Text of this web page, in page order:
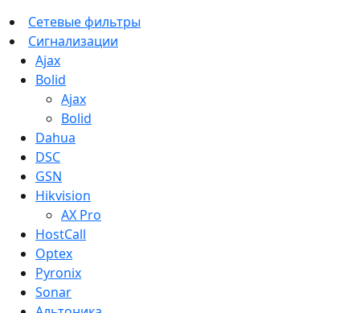
Сетевые фильтры
Сигнализации
Ajax
Bolid
Ajax
Bolid
Dahua
DSC
GSN
Hikvision
AX Pro
HostCall
Optex
Pyronix
Sonar